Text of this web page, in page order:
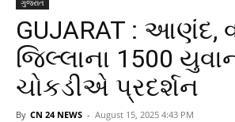
ગુજરાત
GUJARAT : આણંદ,
જિલ્લાના 1500
ચોકડીએ પ્રદર્શન
By CN 24 NEWS - August 15, 2025 4:43 PM